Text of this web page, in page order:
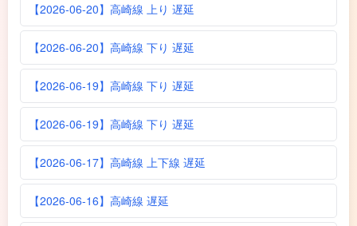
【2026-06-20】高崎線 上り 遅延
【2026-06-20】高崎線 下り 遅延
【2026-06-19】高崎線 下り 遅延
【2026-06-19】高崎線 下り 遅延
【2026-06-17】高崎線 上下線 遅延
【2026-06-16】高崎線 遅延